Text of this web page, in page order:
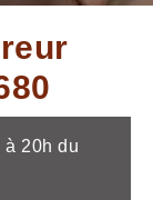
à 20h du